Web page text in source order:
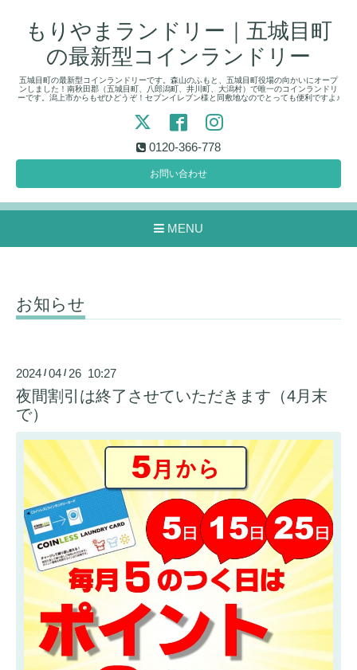
もりやまランドリー｜五城目町
の最新型コインランドリー
五城目町の最新型コインランドリーです。森山のふもと、五城目町役場の向かいにオープ
ンしました！南秋田郡（五城目町、八郎潟町、井川町、大潟村）で唯一のコインランドリ
ーです。潟上市からもぜひどうぞ！セブンイレブン様と同敷地なのでとっても便利ですよ♪
0120-366-778
お問い合わせ
MENU
お知らせ
2024 /04 / 26 10:27
夜間割引は終了させていただきます（4月末
で）